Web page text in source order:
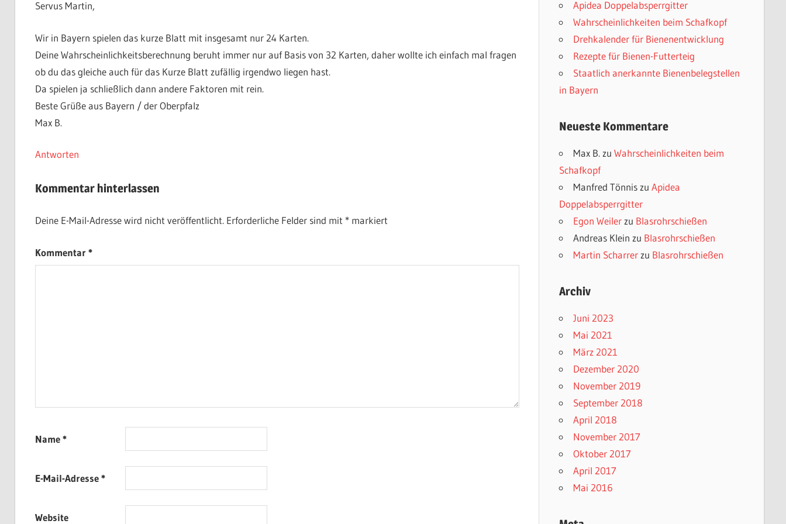
Servus Martin,
Wir in Bayern spielen das kurze Blatt mit insgesamt nur 24 Karten.
Deine Wahrscheinlichkeitsberechnung beruht immer nur auf Basis von 32 Karten, daher wollte ich einfach mal fragen
ob du das gleiche auch für das Kurze Blatt zufällig irgendwo liegen hast.
Da spielen ja schließlich dann andere Faktoren mit rein.
Beste Grüße aus Bayern / der Oberpfalz
Max B.
Antworten
Kommentar hinterlassen
Deine E-Mail-Adresse wird nicht veröffentlicht. Erforderliche Felder sind mit *markiert
Kommentar*
Name*
E-Mail-Adresse*
Website
Apidea Doppelabsperrgitter
Wahrscheinlichkeiten beim Schafkopf
Drehkalender für Bienenentwicklung
Rezepte für Bienen-Futterteig
Staatlich anerkannte Bienenbelegstellen
in Bayern
Neueste Kommentare
Max B.zu Wahrscheinlichkeiten beim
Schafkopf
Manfred Tönniszu Apidea
Doppelabsperrgitter
Egon Weilerzu Blasrohrschießen
Andreas Klein zu Blasrohrschießen
Martin Scharrerzu Blasrohrschießen
Archiv
Juni 2023
Mai 2021
März 2021
Dezember 2020
November 2019
September 2018
April 2018
November 2017
Oktober 2017
April 2017
Mai 2016